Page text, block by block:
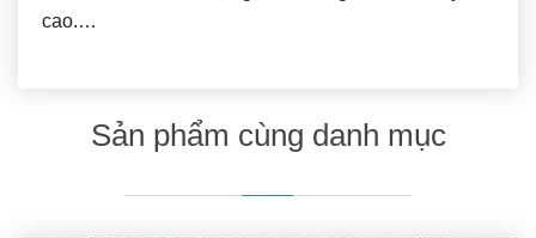
cao.…
Sản phẩm cùng danh mục